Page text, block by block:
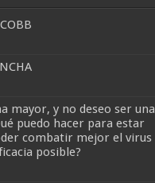
mayor, y no deseo ser una
puedo hacer para estar
combatir mejor el virus
posible?